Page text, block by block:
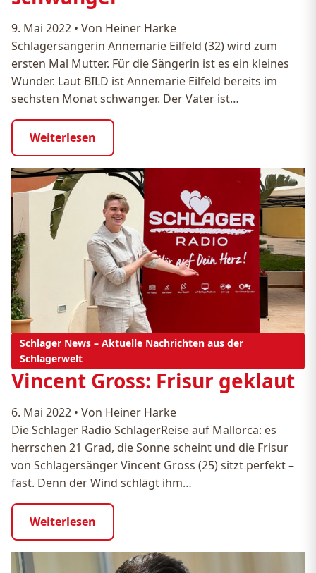
9. Mai 2022 • Von Heiner Harke
Schlagersängerin Annemarie Eilfeld (32) wird zum
ersten Mal Mutter. Für die Sängerin ist es ein kleines
Wunder. Laut BILD ist Annemarie Eilfeld bereits im
sechsten Monat schwanger. Der Vater ist…
Weiterlesen
Schlager News – Aktuelle Nachrichten aus der
Schlagerwelt
Vincent Gross: Frisur geklaut
6. Mai 2022 • Von Heiner Harke
Die Schlager Radio SchlagerReise auf Mallorca: es
herrschen 21 Grad, die Sonne scheint und die Frisur
von Schlagersänger Vincent Gross (25) sitzt perfekt –
fast. Denn der Wind schlägt ihm…
Weiterlesen